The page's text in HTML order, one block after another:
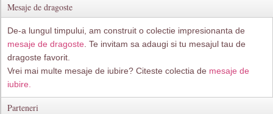
Mesaje de dragoste
De-a lungul timpului, am construit o colectie impresionanta de
mesaje de dragoste . Te invitam sa adaugi si tu mesajul tau de
dragoste favorit.
Vrei mai multe mesaje de iubire? Citeste colectia de mesaje de
iubire.
Parteneri